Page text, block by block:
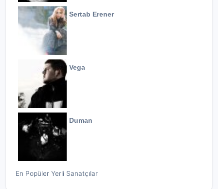
Sertab Erener
Vega
Duman
En Popüler Yerli Sanatçılar